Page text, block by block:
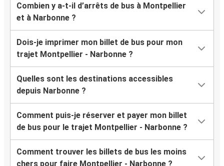
Combien y a-t-il d’arrêts de bus à Montpellier
et à Narbonne ?
Dois-je imprimer mon billet de bus pour mon
trajet Montpellier - Narbonne ?
Quelles sont les destinations accessibles
depuis Narbonne ?
Comment puis-je réserver et payer mon billet
de bus pour le trajet Montpellier - Narbonne ?
Comment trouver les billets de bus les moins
chers pour faire Montpellier - Narbonne ?